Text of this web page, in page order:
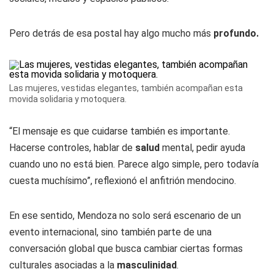
Pero detrás de esa postal hay algo mucho más profundo.
Las mujeres, vestidas elegantes, también acompañan esta
movida solidaria y motoquera.
“El mensaje es que cuidarse también es importante.
Hacerse controles, hablar de salud mental, pedir ayuda
cuando uno no está bien. Parece algo simple, pero todavía
cuesta muchísimo”, reflexionó el anfitrión mendocino.
En ese sentido, Mendoza no solo será escenario de un
evento internacional, sino también parte de una
conversación global que busca cambiar ciertas formas
culturales asociadas a la masculinidad.